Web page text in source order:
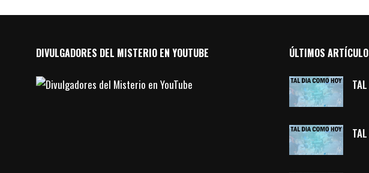
DIVULGADORES DEL MISTERIO EN YOUTUBE ÚLTIMOS